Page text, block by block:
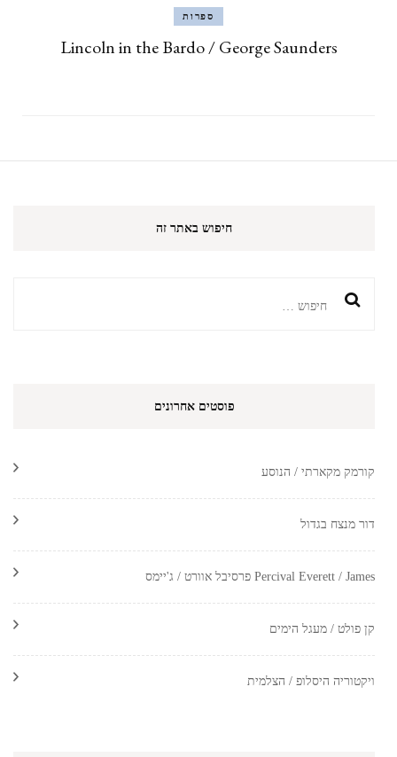
ספרות
Lincoln in the Bardo / George Saunders
חיפוש באתר זה
חיפוש:
פוסטים אחרונים
קורמק מקארתי / הנוסע
דור מנצח בגדול
Percival Everett / James פרסיבל אוורט / ג'יימס
קן פולט / מעגל הימים
ויקטוריה היסלופ / הצלמית